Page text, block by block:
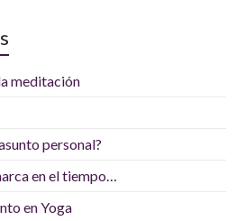
meditación
personal?
en el tiempo…
en Yoga